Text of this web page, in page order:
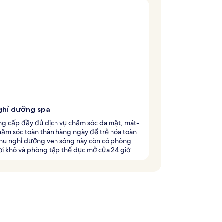
dưỡng spa
cấp đầy đủ dịch vụ chăm sóc da mặt, mát-
sóc toàn thân hàng ngày để trẻ hóa toàn
nghỉ dưỡng ven sông này còn có phòng
khô và phòng tập thể dục mở cửa 24 giờ.